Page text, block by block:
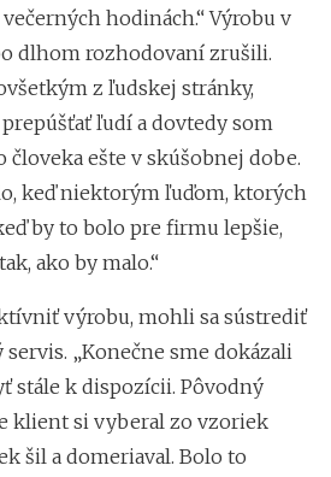
hodinách.“ Výrobu v
dlhom rozhodovaní zrušili.
z ľudskej stránky,
ľudí a dovtedy som
ešte v skúšobnej dobe.
keď niektorým ľuďom, ktorých
by to bolo pre firmu lepšie,
ako by malo.“
výrobu, mohli sa sústrediť
„Konečne sme dokázali
stále k dispozícii. Pôvodný
klient si vyberal zo vzoriek
šil a domeriaval. Bolo to